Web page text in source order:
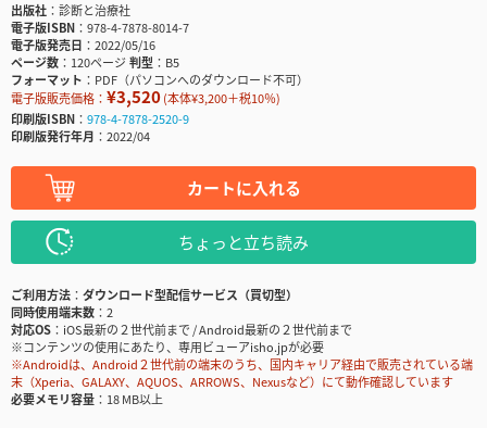
出版社
診断と治療社
電子版ISBN
978-4-7878-8014-7
電子版発売日
2022/05/16
ページ数
120ページ判型
B5
フォーマット
PDF（パソコンへのダウンロード不可）
電子版販売価格： ¥3,520(本体¥3,200＋税10％)
印刷版ISBN
978-4-7878-2520-9
印刷版発行年月
2022/04
カートに入れる
ちょっと立ち読み
ご利用方法
ダウンロード型配信サービス（買切型）
同時使用端末数
2
対応OS
iOS最新の２世代前まで / Android最新の２世代前まで
※コンテンツの使用にあたり、専用ビューアisho.jpが必要
※Androidは、Android２世代前の端末のうち、国内キャリア経由で販売されている端
末（Xperia、GALAXY、AQUOS、ARROWS、Nexusなど）にて動作確認しています
必要メモリ容量
18 MB以上